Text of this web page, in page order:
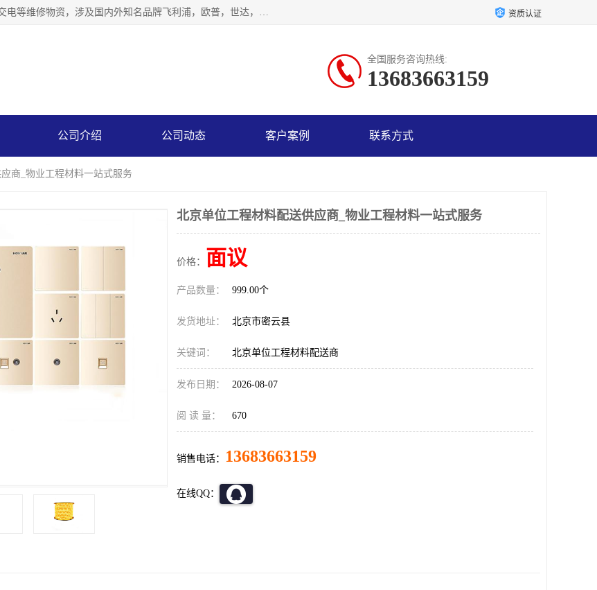
北京汇翔通泰建材有限公司，专业配送水暖器材、照明灯具、五金交电等维修物资，涉及国内外知名品牌飞利浦，欧普，世达，博士，九牧，公牛等物资。能充分满足物业、学校、酒店、工厂、部队等多领域的采购需求，提供一站式配送服务。 资质认证
全国服务咨询热线:
13683663159
公司介绍 公司动态 客户案例 联系方式
商_物业工程材料一站式服务
北京单位工程材料配送供应商_物业工程材料一站式服务
价格： 面议
产品数量： 999.00个
发货地址： 北京市密云县
关键词： 北京单位工程材料配送商
发布日期： 2026-08-07
阅 读 量： 670
销售电话： 13683663159
在线QQ：